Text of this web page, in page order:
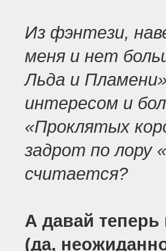
Из фэнтези,
меня и нет
Льда и
интересом и
«Проклятых
задрот по лору
считается?
А давай
(да,